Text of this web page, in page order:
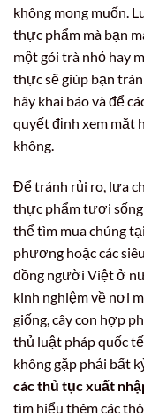
không mong muốn.
thực phẩm mà bạn
một gói trà nhỏ hay
thực sẽ giúp bạn
hãy khai báo và để
quyết định xem mặt
không.
Để tránh rủi ro, lựa
thực phẩm tươi sống
thể tìm mua chúng
phương hoặc các
đồng người Việt ở
kinh nghiệm về nơi
giống, cây con hợp
thủ luật pháp quốc
không gặp phải bất
các thủ tục xuất
tìm hiểu thêm các